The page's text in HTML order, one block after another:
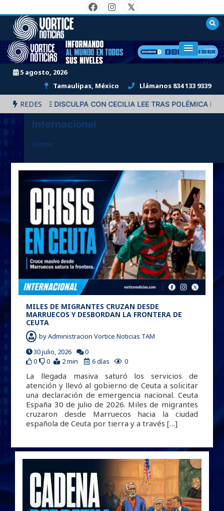
to
content
"Informando al mundo en todos sus niveles."
5 agosto, 2026
Tamaulipas, México
Llámanos 834 133 9339
REDESCON CECILIA LEE TRAS POLÉMICA PUBLICACIÓN
Internacional
Home
MILES DE MIGRANTES CRUZAN DESDE
MARRUECOS Y DESBORDAN LA FRONTERA DE
CEUTA
byAdministracion Vortice Noticias TAM
30 julio, 2026
0
0
0 2 min 6 días 0
La llegada masiva saturó los servicios de
atención y llevó al gobierno de Ceuta a solicitar
una declaración de emergencia nacional. Ceuta
España 30 de julio de 2026. Miles de migrantes
cruzaron desde Marruecos hacia la ciudad
española de Ceuta por tierra y a través […]